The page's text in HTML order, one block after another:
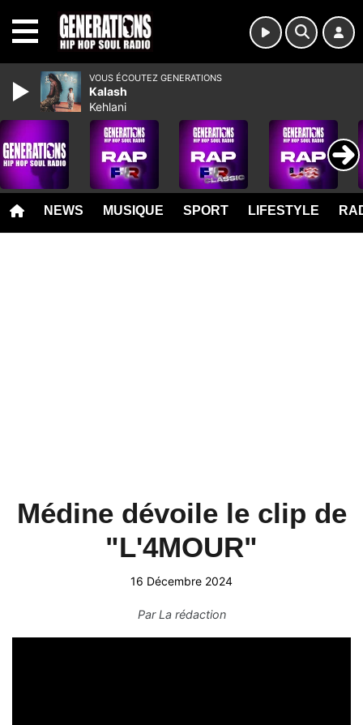
NEWS MUSIQUE SPORT LIFESTYLE
Médine dévoile le clip de
"L'4MOUR"
16 Décembre 2024
ParLa rédaction
VOUS ÉCOUTEZ GENERATIONS
Kalash
Kehlani